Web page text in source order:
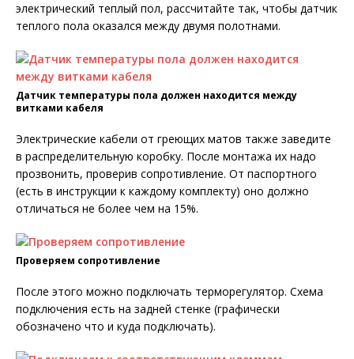
электрический теплый пол, рассчитайте так, чтобы датчик
теплого пола оказался между двумя полотнами.
Датчик температуры пола должен находится между
витками кабеля
Электрические кабели от греющих матов также заведите
в распределительную коробку. После монтажа их надо
прозвонить, проверив сопротивление. От паспортного
(есть в инструкции к каждому комплекту) оно должно
отличаться не более чем на 15%.
Проверяем сопротивление
После этого можно подключать терморегулятор. Схема
подключения есть на задней стенке (графически
обозначено что и куда подключать).